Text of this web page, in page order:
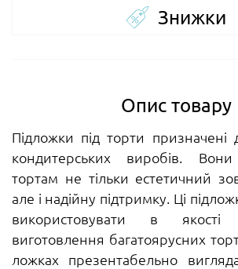
Знижки
Опис товару
Підложки під торти призначені
кондитерських виробів. Вони
тортам не тільки естетичний
але і надійну підтримку. Ці
використовувати в
виготовлення багатоярусних
ложках презентабельно